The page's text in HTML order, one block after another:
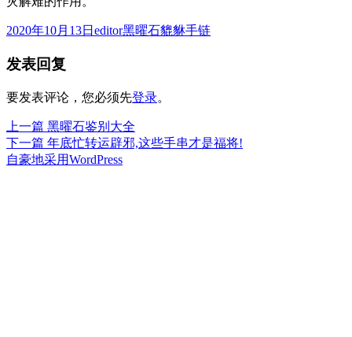
发
于
2020年10月13日 作
editor分
黑曜石貔貅手链
发表回复
要发表评论，您必须先登录。
文
章
上一篇 上
篇
文
黑曜石鉴别大全
下一篇 下
篇
年底忙转运辟邪,这些手串才是福将!
自豪地采用WordPress